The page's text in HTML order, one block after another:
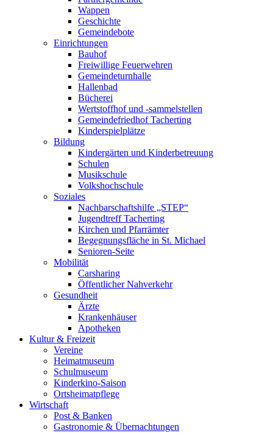
Wappen
Geschichte
Gemeindebote
Einrichtungen
Bauhof
Freiwillige Feuerwehren
Gemeindeturnhalle
Hallenbad
Bücherei
Wertstoffhof und -sammelstellen
Gemeindefriedhof Tacherting
Kinderspielplätze
Bildung
Kindergärten und Kinderbetreuung
Schulen
Musikschule
Volkshochschule
Soziales
Nachbarschaftshilfe „STEP“
Jugendtreff Tacherting
Kirchen und Pfarrämter
Begegnungsfläche in St. Michael
Senioren-Seite
Mobilität
Carsharing
Öffentlicher Nahverkehr
Gesundheit
Ärzte
Krankenhäuser
Apotheken
Kultur & Freizeit
Vereine
Heimatmuseum
Schulmuseum
Kinderkino-Saison
Ortsheimatpflege
Wirtschaft
Post & Banken
Gastronomie & Übernachtungen